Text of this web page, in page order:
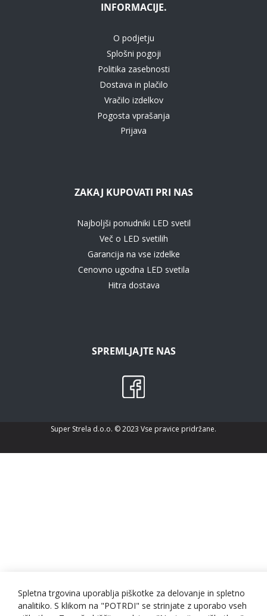
INFORMACIJE.
O podjetju
Splošni pogoji
Politika zasebnosti
Dostava in plačilo
Vračilo izdelkov
Pogosta vprašanja
Prijava
ZAKAJ KUPOVATI PRI NAS
Najboljši ponudniki LED svetil
Več o LED svetilih
Garancija na vse izdelke
Cenovno ugodna LED svetila
Hitra dostava
SPREMLJAJTE NAS
Super Strela d.o.o. © 2023 Vse pravice pridržane.
Spletna trgovina uporablja piškotke za delovanje in spletno
analitiko. S klikom na "POTRDI" se strinjate z uporabo vseh